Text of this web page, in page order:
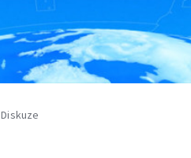
Diskuze